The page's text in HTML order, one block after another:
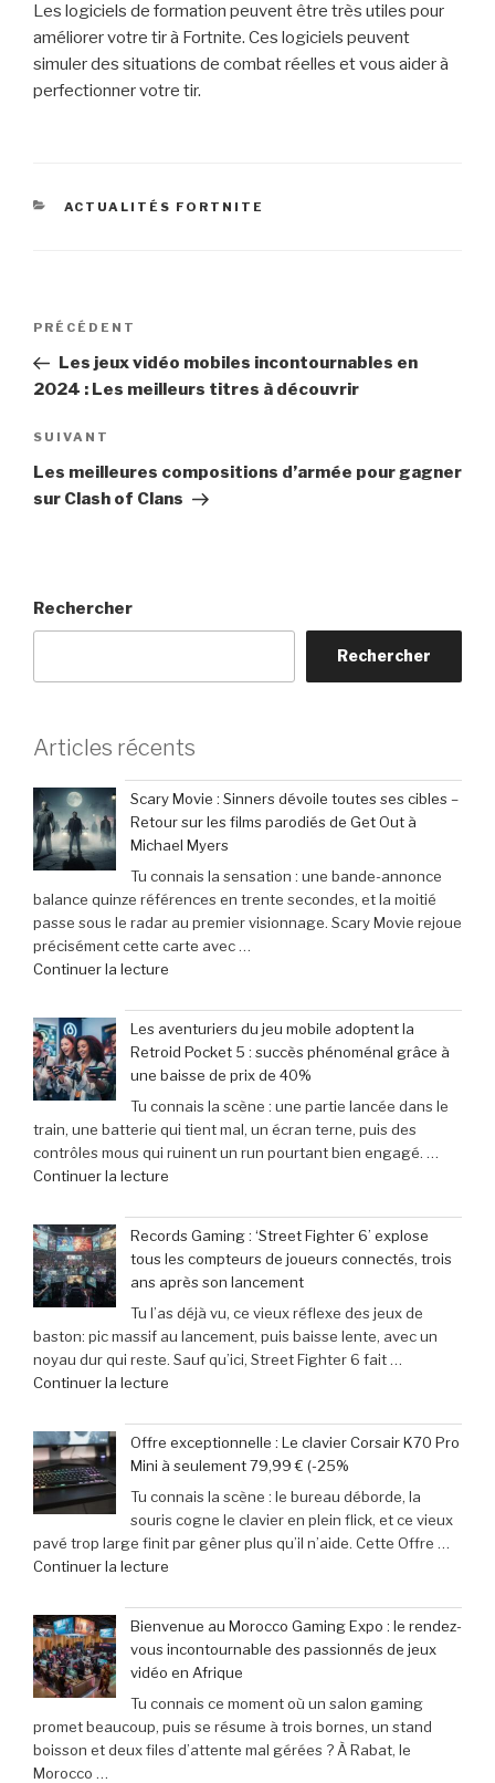
Les logiciels de formation peuvent être très utiles pour
améliorer votre tir à Fortnite. Ces logiciels peuvent
simuler des situations de combat réelles et vous aider à
perfectionner votre tir.
CATÉGORIES
ACTUALITÉS FORTNITE
Navigation
l’article
Article
précédent
PRÉCÉDENT
Les jeux vidéo mobiles incontournables en
2024 : Les meilleurs titres à découvrir
Article
suivant
SUIVANT
Les meilleures compositions d’armée pour gagner
sur Clash of Clans
Rechercher
Rechercher
Articles récents
Scary Movie : Sinners dévoile toutes ses cibles –
Retour sur les films parodiés de Get Out à
Michael Myers
Tu connais la sensation : une bande-annonce
balance quinze références en trente secondes, et la moitié
passe sous le radar au premier visionnage. Scary Movie rejoue
précisément cette carte avec …
Continuer la lecture
Movie
:
Sinners
dévoile
toutes
ses
cibles
sur
les
films
parodiés
de
Get
Out
Les aventuriers du jeu mobile adoptent la
Retroid Pocket 5 : succès phénoménal grâce à
une baisse de prix de 40%
Tu connais la scène : une partie lancée dans le
train, une batterie qui tient mal, un écran terne, puis des
contrôles mous qui ruinent un run pourtant bien engagé. …
Continuer la lecture
aventuriers
du
jeu
mobile
adoptent
la
Retroid
:
succès
phénoménal
grâce
à
une
Records Gaming : ‘Street Fighter 6’ explose
tous les compteurs de joueurs connectés, trois
ans après son lancement
Tu l’as déjà vu, ce vieux réflexe des jeux de
baston: pic massif au lancement, puis baisse lente, avec un
noyau dur qui reste. Sauf qu’ici, Street Fighter 6 fait …
Continuer la lecture
Gaming
‘Street
Fighter
6’
explose
compteurs
de
joueurs
connectés,
trois
ans
après
Offre exceptionnelle : Le clavier Corsair K70 Pro
Mini à seulement 79,99 € (-25%
Tu connais la scène : le bureau déborde, la
souris cogne le clavier en plein flick, et ce vieux
pavé trop large finit par gêner plus qu’il n’aide. Cette Offre …
Continuer la lecture
exceptionnelle
:
Le
clavier
Corsair
K70
Pro
Bienvenue au Morocco Gaming Expo : le rendez-
vous incontournable des passionnés de jeux
vidéo en Afrique
Tu connais ce moment où un salon gaming
promet beaucoup, puis se résume à trois bornes, un stand
boisson et deux files d’attente mal gérées ? À Rabat, le
Morocco …